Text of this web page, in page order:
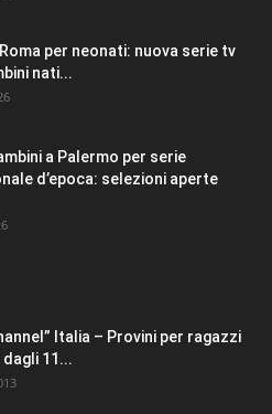
per neonati: nuova serie tv
nati...
a Palermo per serie
d’epoca: selezioni aperte
Italia – Provini per ragazzi
11...